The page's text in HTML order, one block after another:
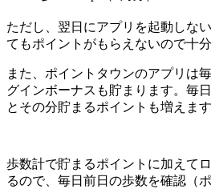
ただし、翌日にアプリを起動しな
てもポイントがもらえないので十
また、ポイントタウンのアプリは
グインボーナスも貯まります。毎
とその分貯まるポイントも増えます
歩数計で貯まるポイントに加えて
るので、毎日前日の歩数を確認（